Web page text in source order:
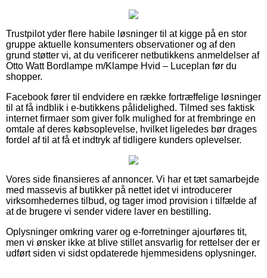
Trustpilot yder flere habile løsninger til at kigge på en stor
gruppe aktuelle konsumenters observationer og af den
grund støtter vi, at du verificerer netbutikkens anmeldelser af
Otto Watt Bordlampe m/Klampe Hvid – Luceplan før du
shopper.
Facebook fører til endvidere en række fortræffelige løsninger
til at få indblik i e-butikkens pålidelighed. Tilmed ses faktisk
internet firmaer som giver folk mulighed for at frembringe en
omtale af deres købsoplevelse, hvilket ligeledes bør drages
fordel af til at få et indtryk af tidligere kunders oplevelser.
Vores side finansieres af annoncer. Vi har et tæt samarbejde
med massevis af butikker på nettet idet vi introducerer
virksomhedernes tilbud, og tager imod provision i tilfælde af
at de brugere vi sender videre laver en bestilling.
Oplysninger omkring varer og e-forretninger ajourføres tit,
men vi ønsker ikke at blive stillet ansvarlig for rettelser der er
udført siden vi sidst opdaterede hjemmesidens oplysninger.